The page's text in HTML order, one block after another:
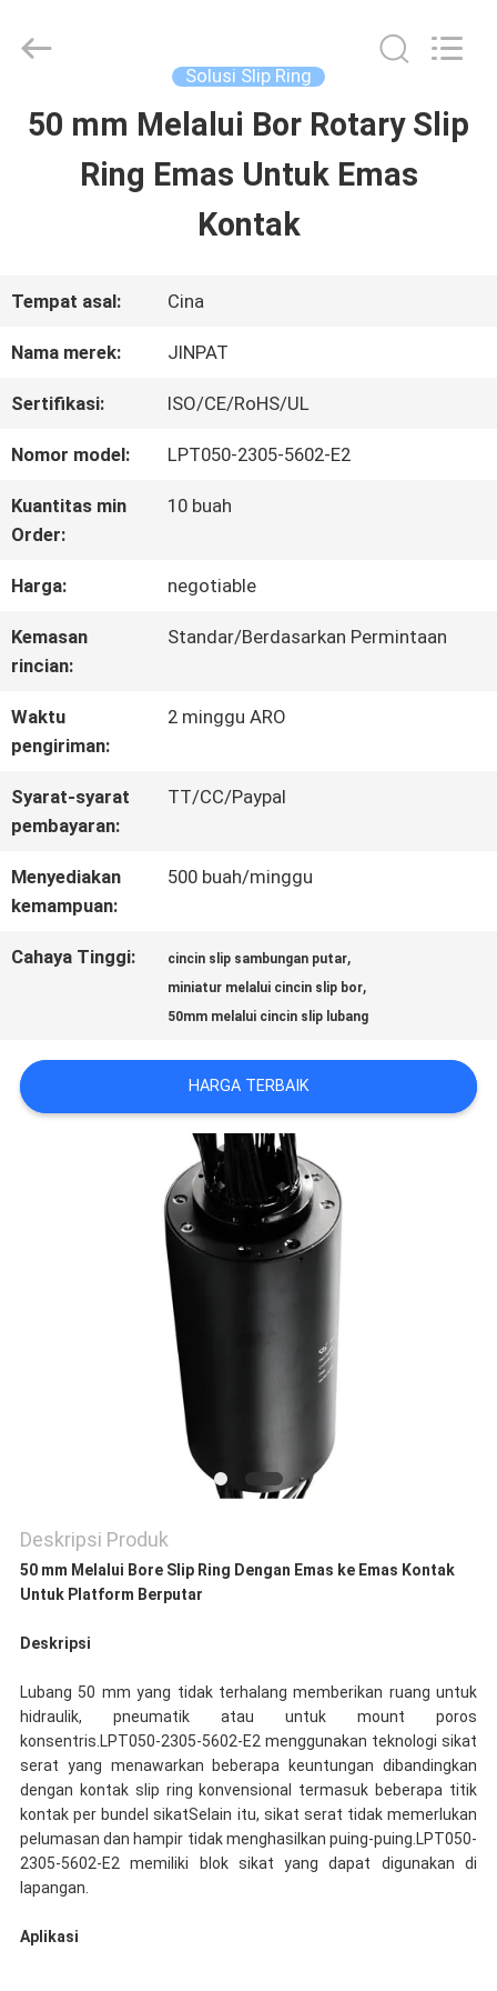
RUMAH
TAMPILAN
VR
KITA
PABRIK
KUALITAS
HUBUNGI
KAMI
QUOTE
SUATU
Electronics
Rights
Solusi Slip Ring
50 mm Melalui Bor Rotary Slip
Ring Emas Untuk Emas
Kontak
Tempat asal: Cina
Nama merek: JINPAT
Sertifikasi: ISO/CE/RoHS/UL
Nomor model: LPT050-2305-5602-E2
Kuantitas min
Order:
10 buah
Harga: negotiable
Kemasan
rincian:
Standar/Berdasarkan Permintaan
Waktu
pengiriman:
2 minggu ARO
Syarat-syarat
pembayaran:
TT/CC/Paypal
Menyediakan
kemampuan:
500 buah/minggu
Cahaya Tinggi: cincin slip sambungan putar,
miniatur melalui cincin slip bor,
50mm melalui cincin slip lubang
HARGA TERBAIK
Deskripsi Produk
50 mm Melalui Bore Slip Ring Dengan Emas ke Emas Kontak
Untuk Platform Berputar
Deskripsi
Lubang 50 mm yang tidak terhalang memberikan ruang untuk
hidraulik, pneumatik atau untuk mount poros
konsentris.LPT050-2305-5602-E2 menggunakan teknologi sikat
serat yang menawarkan beberapa keuntungan dibandingkan
dengan kontak slip ring konvensional termasuk beberapa titik
kontak per bundel sikatSelain itu, sikat serat tidak memerlukan
pelumasan dan hampir tidak menghasilkan puing-puing.LPT050-
2305-5602-E2 memiliki blok sikat yang dapat digunakan di
lapangan.
Aplikasi